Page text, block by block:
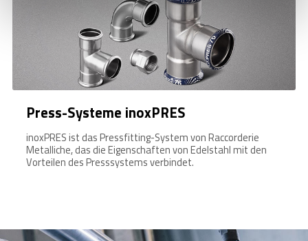
Press-Systeme inoxPRES
inoxPRES ist das Pressfitting-System von Raccorderie
Metalliche, das die Eigenschaften von Edelstahl mit den
Vorteilen des Presssystems verbindet.